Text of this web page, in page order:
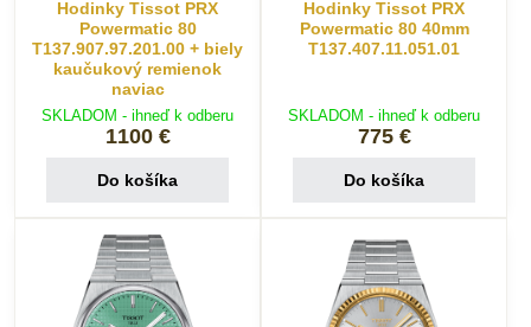
Hodinky Tissot PRX
Powermatic 80
T137.907.97.201.00 + biely
kaučukový remienok
naviac
SKLADOM - ihneď k odberu
1100 €
Do košíka
Hodinky Tissot PRX
Powermatic 80 40mm
T137.407.11.051.01
SKLADOM - ihneď k odberu
775 €
Do košíka